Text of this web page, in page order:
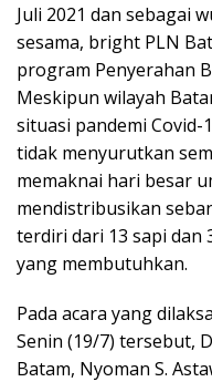
Juli 2021 dan sebagai
sesama, bright PLN
program Penyerahan
Meskipun wilayah
situasi pandemi Covid-
tidak menyurutkan
memaknai hari besar
mendistribusikan
terdiri dari 13 sapi dan
yang membutuhkan.
Pada acara yang
Senin (19/7) tersebut,
Batam, Nyoman S.